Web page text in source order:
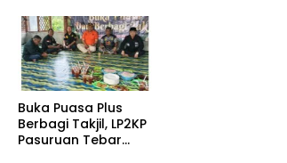
Kecamatan Satu
Pelatih Demi
Kebangkitan
Persekabpas
‎Buka Puasa Plus
Berbagi Takjil, LP2KP
Pasuruan Tebar